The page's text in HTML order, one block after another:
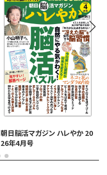
朝日脳活マガジン ハレやか 20
26年4月号